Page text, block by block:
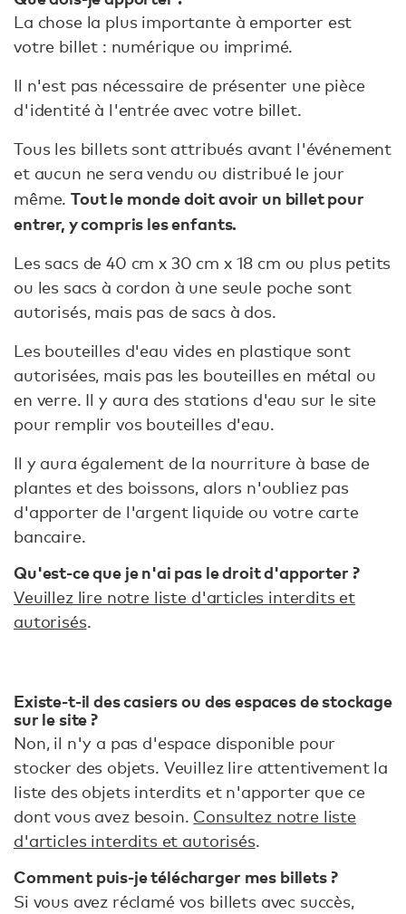
La chose la plus importante à emporter est
votre billet : numérique ou imprimé.
Il n'est pas nécessaire de présenter une pièce
d'identité à l'entrée avec votre billet.
Tous les billets sont attribués avant l'événement
et aucun ne sera vendu ou distribué le jour
même.Tout le monde doit avoir un billet pour
entrer, y compris les enfants.
Les sacs de 40 cm x 30 cm x 18 cm ou plus petits
ou les sacs à cordon à une seule poche sont
autorisés, mais pas de sacs à dos.
Les bouteilles d'eau vides en plastique sont
autorisées, mais pas les bouteilles en métal ou
en verre. Il y aura des stations d'eau sur le site
pour remplir vos bouteilles d'eau.
Il y aura également de la nourriture à base de
plantes et des boissons, alors n'oubliez pas
d'apporter de l'argent liquide ou votre carte
bancaire.
Qu'est-ce que je n'ai pas le droit d'apporter ?
Veuillez lire notre liste d'articles interdits et
autorisés.
Existe-t-il des casiers ou des espaces de stockage
sur le site ?
Non, il n'y a pas d'espace disponible pour
stocker des objets. Veuillez lire attentivement la
liste des objets interdits et n'apporter que ce
dont vous avez besoin. Consultez notre liste
d'articles interdits et autorisés.
Comment puis-je télécharger mes billets ?
Si vous avez réclamé vos billets avec succès,